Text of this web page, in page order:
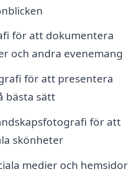
för att dokumentera
och andra evenemang
för att presentera
bästa sätt
för att
skönheter
medier och hemsidor